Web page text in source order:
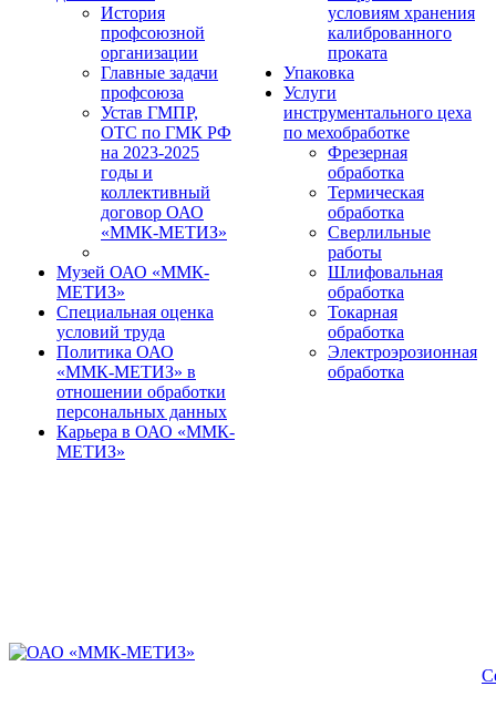
История
профсоюзной
организации
Главные задачи
профсоюза
Устав ГМПР,
ОТС по ГМК РФ
на 2023-2025
годы и
коллективный
договор ОАО
«ММК-МЕТИЗ»
Музей ОАО «ММК-
МЕТИЗ»
Специальная оценка
условий труда
Политика ОАО
«ММК-МЕТИЗ» в
отношении обработки
персональных данных
Карьера в ОАО «ММК-
МЕТИЗ»
условиям хранения
калиброванного
проката
Упаковка
Услуги
инструментального цеха
по мехобработке
Фрезерная
обработка
Термическая
обработка
Сверлильные
работы
Шлифовальная
обработка
Токарная
обработка
Электроэрозионная
обработка